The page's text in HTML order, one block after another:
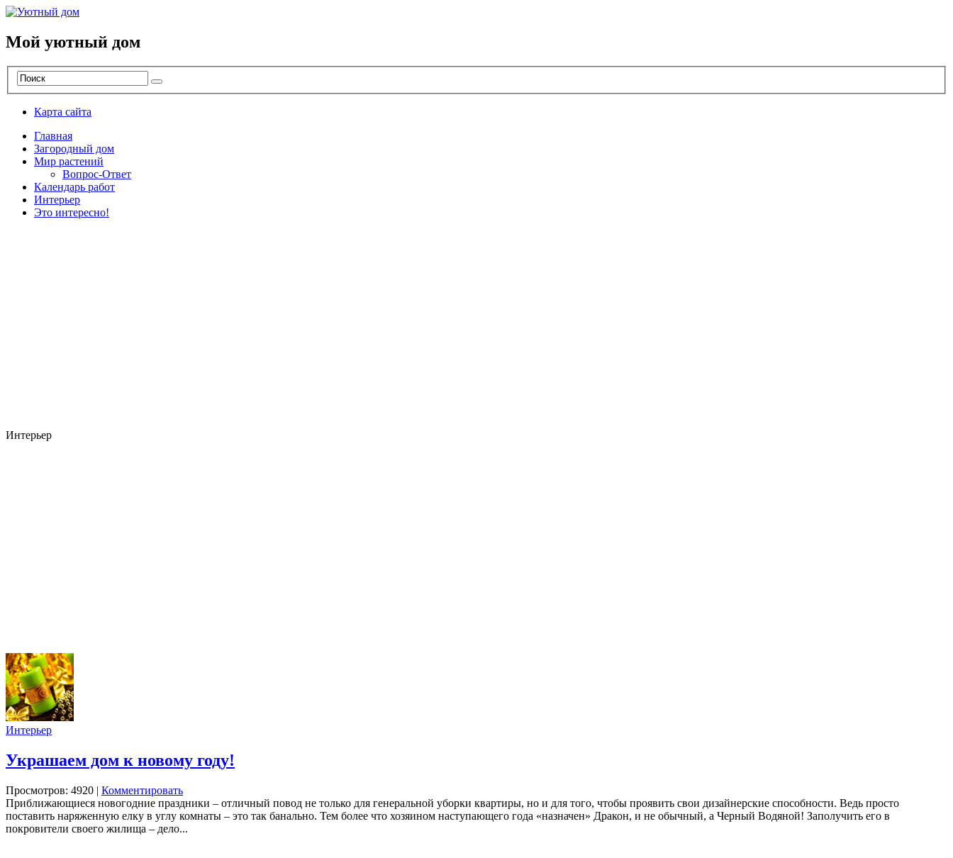
Мой уютный дом
Карта сайта
Главная
Загородный дом
Мир растений
Вопрос-Ответ
Календарь работ
Интерьер
Это интересно!
Интерьер
Интерьер
Украшаем дом к новому году!
Просмотров: 4920 | Комментировать
Приближающиеся новогодние праздники – отличный повод не только для генеральной уборки квартиры, но и для того, чтобы проявить свои дизайнерские способности. Ведь просто
поставить наряженную елку в углу комнаты – это так банально. Тем более что хозяином наступающего года «назначен» Дракон, и не обычный, а Черный Водяной! Заполучить его в
покровители своего жилища – дело...